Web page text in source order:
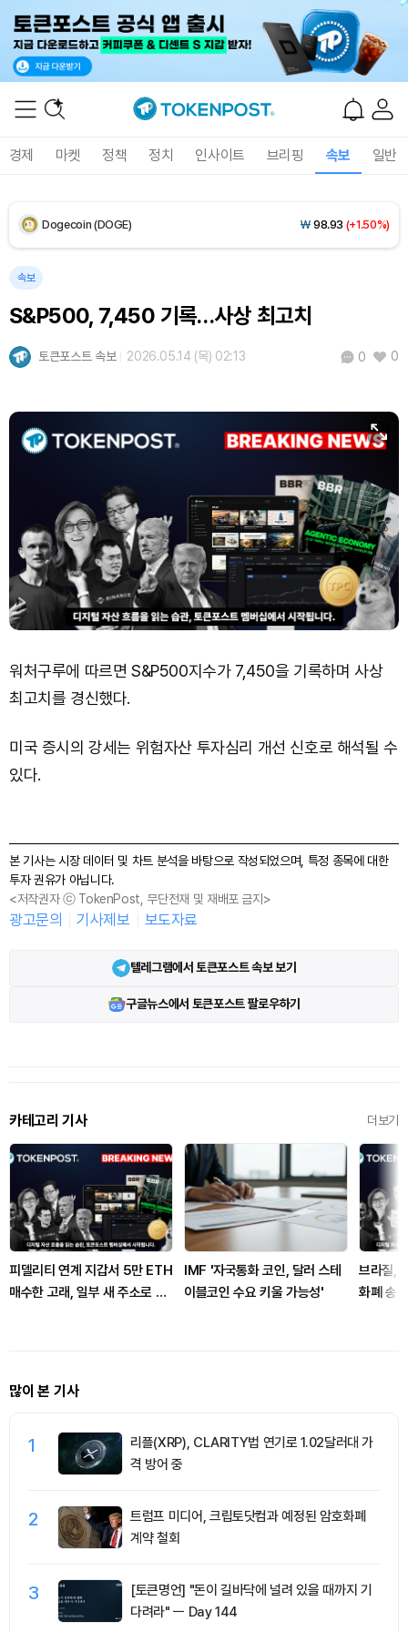
경제 마켓 정책 정치 인사이트 브리핑 속보 일반
XRP (XRP) ₩1,455(+0.62%)
Dogecoin (DOGE) ₩ 98.93 (+1.50%)
속보
S&P500, 7,450 기록…사상 최고치
토큰포스트 속보 2026.05.14 (목) 02:13 0 0
워처구루에 따르면 S&P500지수가 7,450을 기록하며 사상
최고치를 경신했다.
미국 증시의 강세는 위험자산 투자심리 개선 신호로 해석될 수
있다.
본 기사는 시장 데이터 및 차트 분석을 바탕으로 작성되었으며, 특정 종목에 대한
투자 권유가 아닙니다.
<저작권자 ⓒ TokenPost, 무단전재 및 재배포 금지>
광고문의 기사제보 보도자료
텔레그램에서 토큰포스트 속보 보기
구글뉴스에서 토큰포스트 팔로우하기
카테고리 기사 더보기
피델리티 연계 지갑서 5만 ETH
매수한 고래, 일부 새 주소로 이
IMF '자국통화 코인, 달러 스테
이블코인 수요 키울 가능성'
브라질,
화폐 송
많이 본 기사
1
리플(XRP), CLARITY법 연기로 1.02달러대 가
격 방어 중
2
트럼프 미디어, 크립토닷컴과 예정된 암호화폐
계약 철회
3
[토큰명언] "돈이 길바닥에 널려 있을 때까지 기
다려라" ㅡ Day 144